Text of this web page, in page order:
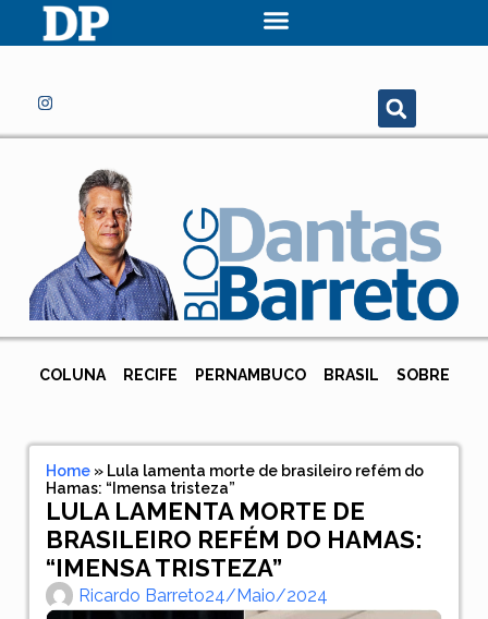
COLUNA RECIFE PERNAMBUCO BRASIL SOBRE
Home» Lula lamenta morte de brasileiro refém do
Hamas: “Imensa tristeza”
LULA LAMENTA MORTE DE
BRASILEIRO REFÉM DO HAMAS:
“IMENSA TRISTEZA”
Ricardo Barreto24/maio/2024